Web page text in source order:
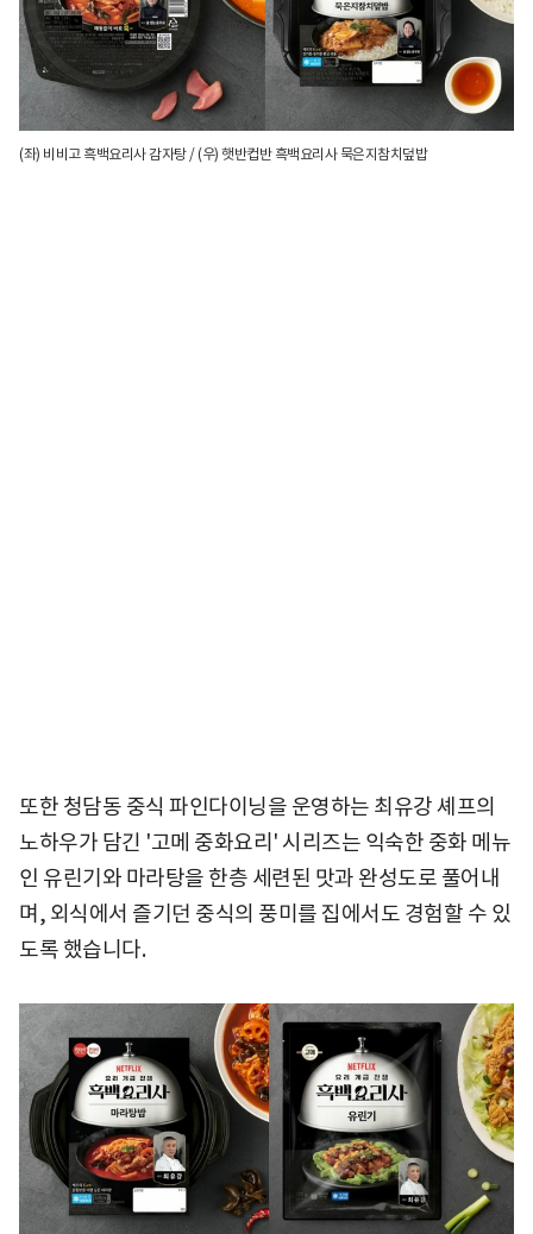
(좌) 비비고 흑백요리사 감자탕 / (우) 햇반컵반 흑백요리사 묵은지참치덮밥
또한 청담동 중식 파인다이닝을 운영하는 최유강 셰프의
노하우가 담긴 '고메 중화요리' 시리즈는 익숙한 중화 메뉴
인 유린기와 마라탕을 한층 세련된 맛과 완성도로 풀어내
며, 외식에서 즐기던 중식의 풍미를 집에서도 경험할 수 있
도록 했습니다.